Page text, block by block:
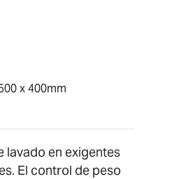
x 400mm
lavado en exigentes
El control de peso